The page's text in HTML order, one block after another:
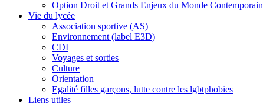
Option Droit et Grands Enjeux du Monde Contemporain
Vie du lycée
Association sportive (AS)
Environnement (label E3D)
CDI
Voyages et sorties
Culture
Orientation
Egalité filles garçons, lutte contre les lgbtphobies
Liens utiles